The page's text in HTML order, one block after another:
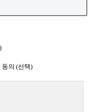
의 (선택)